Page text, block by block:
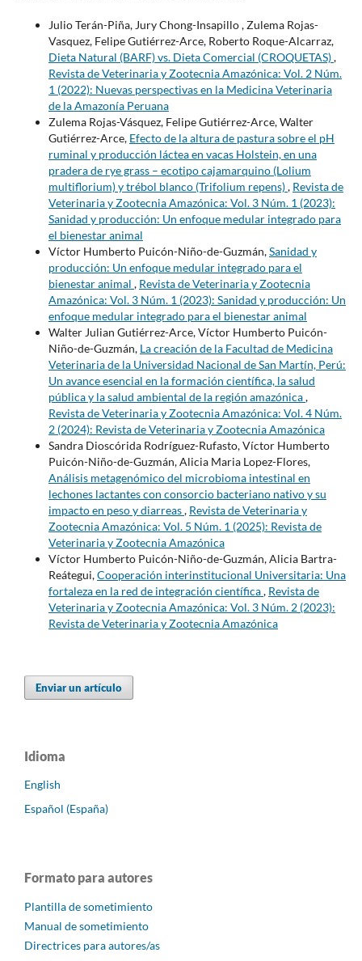
Julio Terán-Piña, Jury Chong-Insapillo , Zulema Rojas-
Vasquez, Felipe Gutiérrez-Arce, Roberto Roque-Alcarraz,
Dieta Natural (BARF) vs. Dieta Comercial (CROQUETAS),
Revista de Veterinaria y Zootecnia Amazónica: Vol. 2 Núm.
1 (2022): Nuevas perspectivas en la Medicina Veterinaria
de la Amazonía Peruana
Zulema Rojas-Vásquez, Felipe Gutiérrez-Arce, Walter
Gutiérrez-Arce, Efecto de la altura de pastura sobre el pH
ruminal y producción láctea en vacas Holstein, en una
pradera de rye grass – ecotipo cajamarquino (Lolium
multiflorium) y trébol blanco (Trifolium repens), Revista de
Veterinaria y Zootecnia Amazónica: Vol. 3 Núm. 1 (2023):
Sanidad y producción: Un enfoque medular integrado para
el bienestar animal
Víctor Humberto Puicón-Niño-de-Guzmán,Sanidad y
producción: Un enfoque medular integrado para el
bienestar animal , Revista de Veterinaria y Zootecnia
Amazónica: Vol. 3 Núm. 1 (2023): Sanidad y producción: Un
enfoque medular integrado para el bienestar animal
Walter Julian Gutiérrez-Arce, Víctor Humberto Puicón-
Niño-de-Guzmán, La creación de la Facultad de Medicina
Veterinaria de la Universidad Nacional de San Martín, Perú:
Un avance esencial en la formación científica, la salud
pública y la salud ambiental de la región amazónica,
Revista de Veterinaria y Zootecnia Amazónica: Vol. 4 Núm.
2 (2024): Revista de Veterinaria y Zootecnia Amazónica
Sandra Dioscórida Rodríguez-Rufasto, Víctor Humberto
Puicón-Niño-de-Guzmán, Alicia Maria Lopez-Flores,
Análisis metagenómico del microbioma intestinal en
lechones lactantes con consorcio bacteriano nativo y su
impacto en peso y diarreas, Revista de Veterinaria y
Zootecnia Amazónica: Vol. 5 Núm. 1 (2025): Revista de
Veterinaria y Zootecnia Amazónica
Víctor Humberto Puicón-Niño-de-Guzmán, Alicia Bartra-
Reátegui,Cooperación interinstitucional Universitaria: Una
fortaleza en la red de integración científica, Revista de
Veterinaria y Zootecnia Amazónica: Vol. 3 Núm. 2 (2023):
Revista de Veterinaria y Zootecnia Amazónica
Enviar un artículo
Idioma
English
Español (España)
Formato para autores
Plantilla de sometimiento
Manual de sometimiento
Directrices para autores/as